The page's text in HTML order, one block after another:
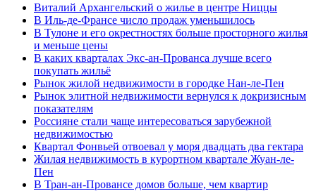
Виталий Архангельский о жилье в центре Ниццы
В Иль-де-Франсе число продаж уменьшилось
В Тулоне и его окрестностях больше просторного жилья
и меньше цены
В каких кварталах Экс-ан-Прованса лучше всего
покупать жильё
Рынок жилой недвижимости в городке Нан-ле-Пен
Рынок элитной недвижимости вернулся к докризисным
показателям
Россияне стали чаще интересоваться зарубежной
недвижимостью
Квартал Фонвьей отвоевал у моря двадцать два гектара
Жилая недвижимость в курортном квартале Жуан-ле-
Пен
В Тран-ан-Провансе домов больше, чем квартир